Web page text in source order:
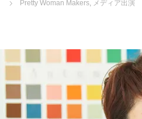
Pretty Woman Makers, メディア出演